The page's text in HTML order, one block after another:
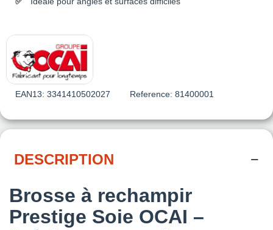
EAN13: 3341410502027 Reference: 81400001
DESCRIPTION
Brosse à rechampir
Prestige Soie OCAI –